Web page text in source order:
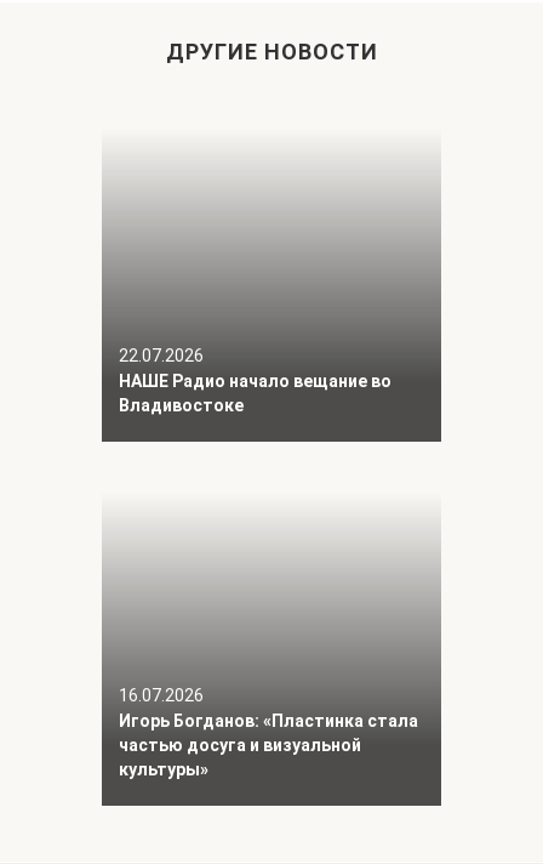
ДРУГИЕ НОВОСТИ
22.07.2026
НАШЕ Радио начало вещание во
Владивостоке
16.07.2026
Игорь Богданов: «Пластинка стала
частью досуга и визуальной
культуры»